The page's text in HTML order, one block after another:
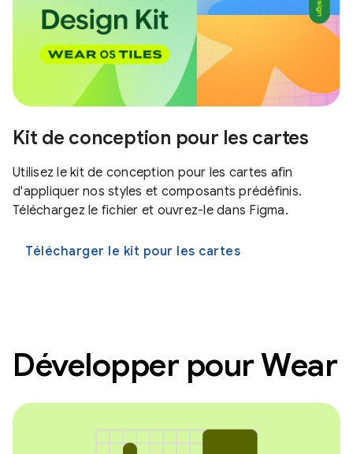
Kit de conception pour les cartes
Utilisez le kit de conception pour les cartes afin
d'appliquer nos styles et composants prédéfinis.
Téléchargez le fichier et ouvrez-le dans Figma.
Télécharger le kit pour les cartes
Développer pour Wear